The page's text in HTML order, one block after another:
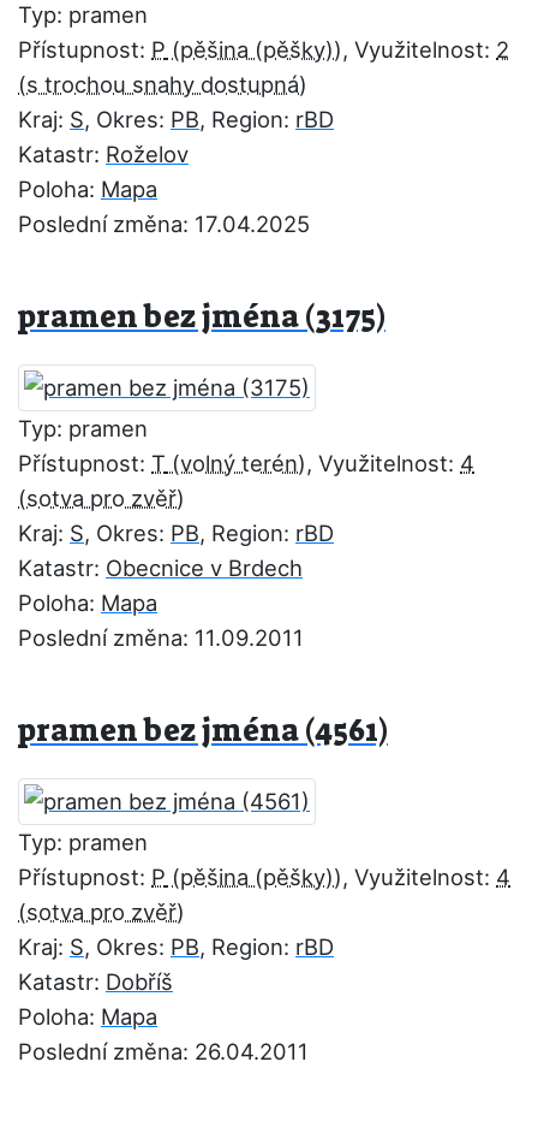
Typ: pramen
Přístupnost: P , Využitelnost: 2
Kraj: S, Okres: PB, Region: rBD
Katastr: Roželov
Poloha: Mapa
Poslední změna: 17.04.2025
pramen bez jména (3175)
Typ: pramen
Přístupnost: T , Využitelnost: 4
Kraj: S, Okres: PB, Region: rBD
Katastr: Obecnice v Brdech
Poloha: Mapa
Poslední změna: 11.09.2011
pramen bez jména (4561)
Typ: pramen
Přístupnost: P , Využitelnost: 4
Kraj: S, Okres: PB, Region: rBD
Katastr: Dobříš
Poloha: Mapa
Poslední změna: 26.04.2011